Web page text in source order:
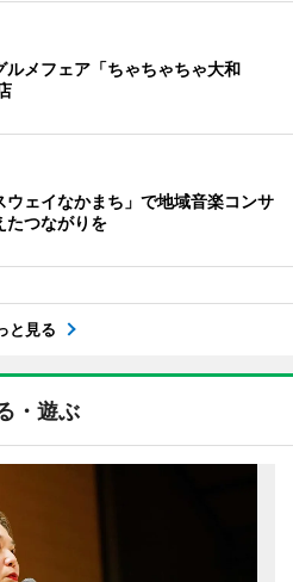
ルメフェア「ちゃちゃちゃ大和
ウェイなかまち」で地域音楽コンサ
つながりを
と見る
・遊ぶ